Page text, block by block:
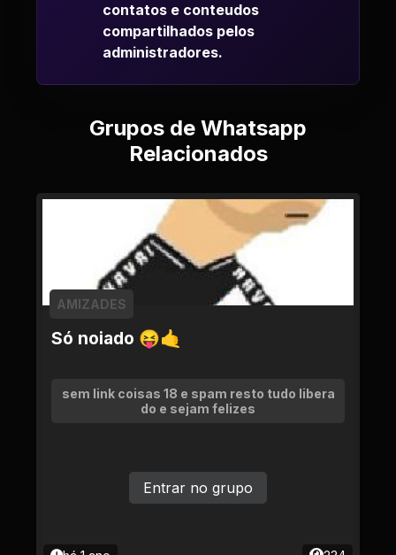
contatos e conteudos
compartilhados pelos
administradores.
Grupos de Whatsapp
Relacionados
Só noiado 😝🤙
AMIZADES
sem link coisas 18 e spam resto tudo libera
do e sejam felizes
Entrar no grupo